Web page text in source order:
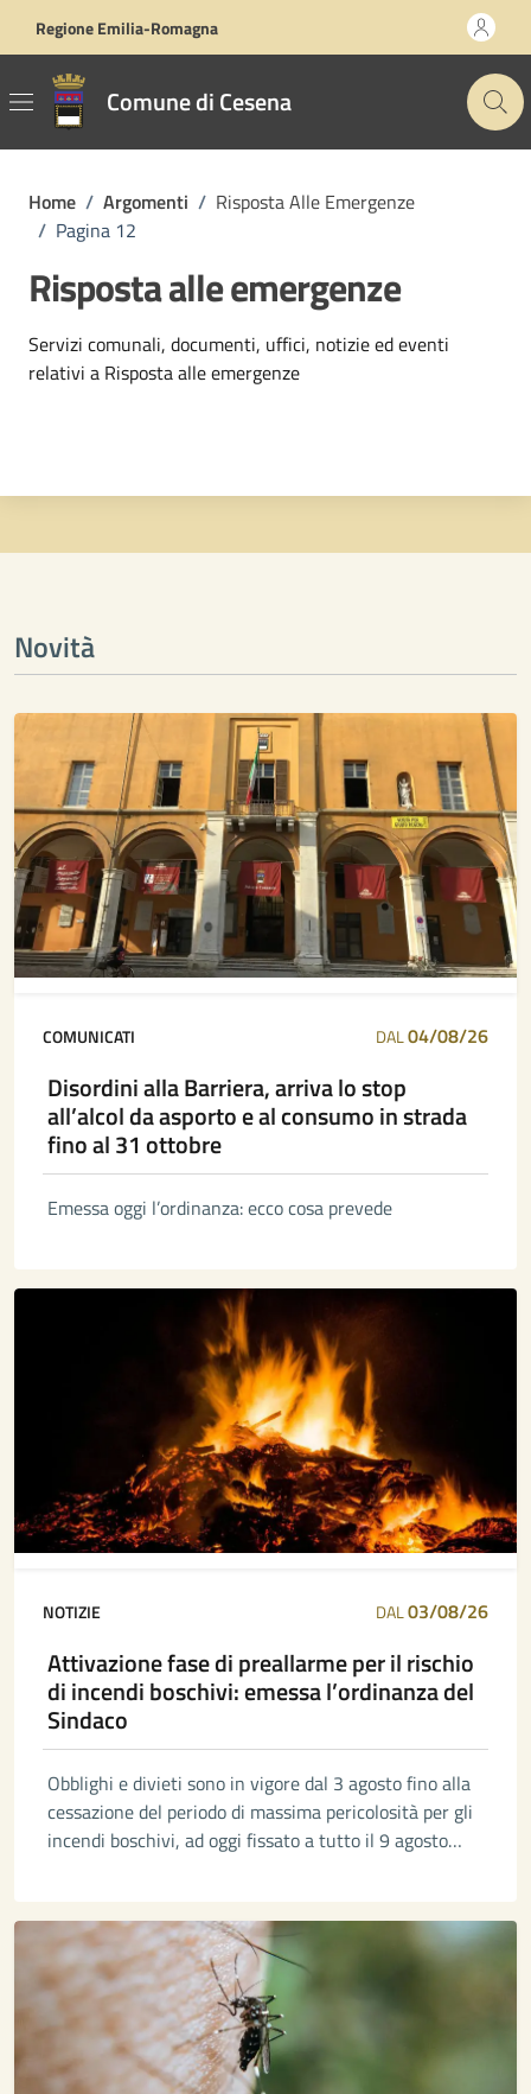
Regione Emilia-Romagna
Comune di Cesena
Home / Argomenti / Risposta Alle Emergenze
/ Pagina 12
Risposta alle emergenze
Dettagli dell'argomento
Servizi comunali, documenti, uffici, notizie ed eventi
relativi a Risposta alle emergenze
Novità
COMUNICATI DAL04/08/26
Disordini alla Barriera, arriva lo stop
all’alcol da asporto e al consumo in strada
fino al 31 ottobre
Emessa oggi l’ordinanza: ecco cosa prevede
NOTIZIE DAL03/08/26
Attivazione fase di preallarme per il rischio
di incendi boschivi: emessa l’ordinanza del
Sindaco
Obblighi e divieti sono in vigore dal 3 agosto fino alla
cessazione del periodo di massima pericolosità per gli
incendi boschivi, ad oggi fissato a tutto il 9 agosto